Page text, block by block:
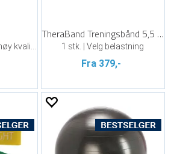
TheraBand Treningsbånd 5,5 m
1 stk. | Velg belastning
Fra 379,-